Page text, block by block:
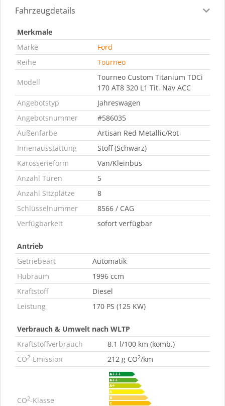
Fahrzeugdetails
Merkmale
Marke
Ford
Reihe
Tourneo
Modell
Tourneo Custom Titanium TDCi
170 AT8 320 L1 Tit. Nav ACC
Angebotstyp
Jahreswagen
Angebotsnummer
#586035
Außenfarbe
Artisan Red Metallic/Rot
Innenausstattung
Stoff (Schwarz)
Karosserieform
Van/Kleinbus
Anzahl Türen
5
Anzahl Sitzplätze
8
Schlüsselnummer
8566 / CAG
Verfügbarkeit
sofort verfügbar
Antrieb
Getriebeart
Automatik
Hubraum
1996 ccm
Kraftstoff
Diesel
Leistung
170 PS (125 KW)
Verbrauch & Umwelt nach WLTP
Kraftstoffverbrauch
8,1 l/100 km (komb.)
CO2-Emission 212 g CO2/km
CO2-Klasse